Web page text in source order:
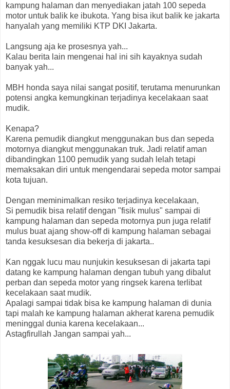
kampung halaman dan menyediakan jatah 100 sepeda
motor untuk balik ke ibukota. Yang bisa ikut balik ke jakarta
hanyalah yang memiliki KTP DKI Jakarta.
Langsung aja ke prosesnya yah...
Kalau berita lain mengenai hal ini sih kayaknya sudah
banyak yah...
MBH honda saya nilai sangat positif, terutama menurunkan
potensi angka kemungkinan terjadinya kecelakaan saat
mudik.
Kenapa?
Karena pemudik diangkut menggunakan bus dan sepeda
motornya diangkut menggunakan truk. Jadi relatif aman
dibandingkan 1100 pemudik yang sudah lelah tetapi
memaksakan diri untuk mengendarai sepeda motor sampai
kota tujuan.
Dengan meminimalkan resiko terjadinya kecelakaan,
Si pemudik bisa relatif dengan "fisik mulus" sampai di
kampung halaman dan sepeda motornya pun juga relatif
mulus buat ajang show-off di kampung halaman sebagai
tanda kesuksesan dia bekerja di jakarta..
Kan nggak lucu mau nunjukin kesuksesan di jakarta tapi
datang ke kampung halaman dengan tubuh yang dibalut
perban dan sepeda motor yang ringsek karena terlibat
kecelakaan saat mudik.
Apalagi sampai tidak bisa ke kampung halaman di dunia
tapi malah ke kampung halaman akherat karena pemudik
meninggal dunia karena kecelakaan...
Astagfirullah Jangan sampai yah...